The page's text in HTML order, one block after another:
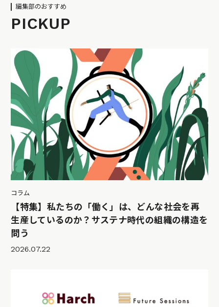
編集部のおすすめ
PICKUP
コラム
【特集】私たちの「働く」は、どんな社会を再
生産しているのか？サステナ時代の組織の構造を
問う
2026.07.22